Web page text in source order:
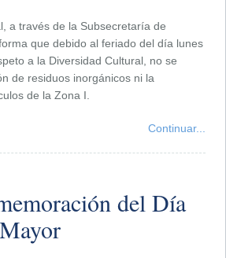
a través de la Subsecretaría de
que debido al feriado del día lunes
a la Diversidad Cultural, no se
de residuos inorgánicos ni la
de la Zona I.
Continuar...
del Día